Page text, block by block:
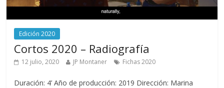
Edición 2020
Cortos 2020 – Radiografía
12 julio, 2020 JP Montaner Fichas 2020
Duración: 4’ Año de producción: 2019 Dirección: Marina